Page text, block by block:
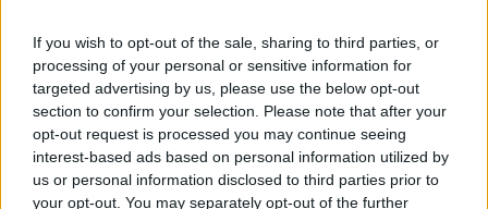
If you wish to opt-out of the sale, sharing to third parties, or
processing of your personal or sensitive information for
targeted advertising by us, please use the below opt-out
section to confirm your selection. Please note that after your
opt-out request is processed you may continue seeing
interest-based ads based on personal information utilized by
us or personal information disclosed to third parties prior to
your opt-out. You may separately opt-out of the further